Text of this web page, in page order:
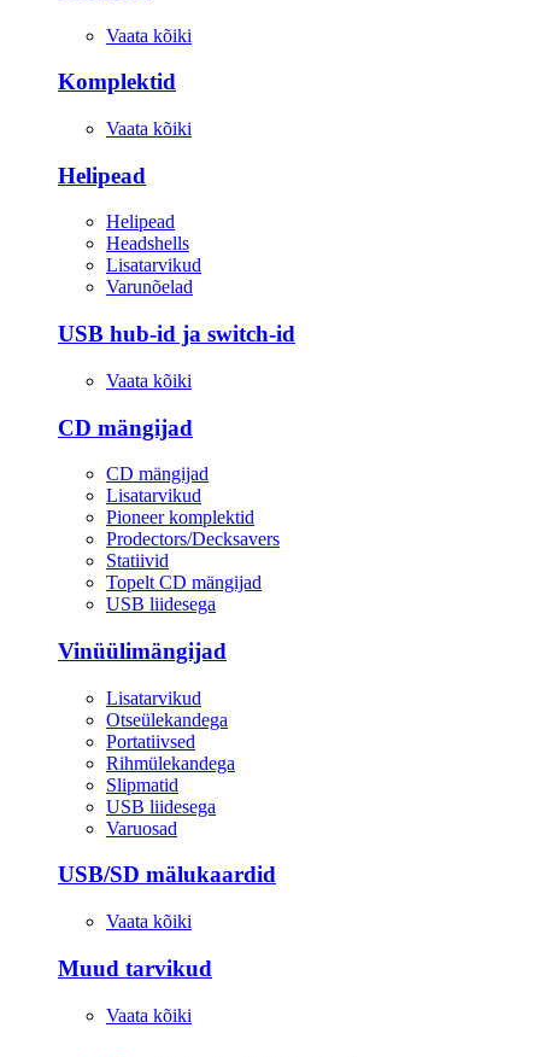
Vaata kõiki
Komplektid
Vaata kõiki
Helipead
Helipead
Headshells
Lisatarvikud
Varunõelad
USB hub-id ja switch-id
Vaata kõiki
CD mängijad
CD mängijad
Lisatarvikud
Pioneer komplektid
Prodectors/Decksavers
Statiivid
Topelt CD mängijad
USB liidesega
Vinüülimängijad
Lisatarvikud
Otseülekandega
Portatiivsed
Rihmülekandega
Slipmatid
USB liidesega
Varuosad
USB/SD mälukaardid
Vaata kõiki
Muud tarvikud
Vaata kõiki